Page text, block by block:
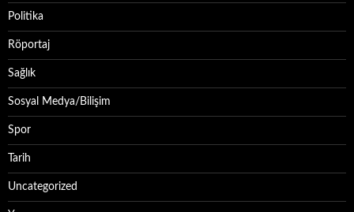
Politika
Röportaj
Sağlık
Sosyal Medya/Bilişim
Spor
Tarih
Uncategorized